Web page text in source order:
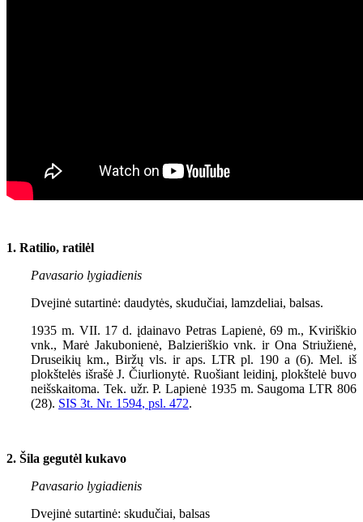
1. Ratilio, ratilėl
Pavasario lygiadienis
Dvejinė sutartinė: daudytės, skudučiai, lamzdeliai, balsas.
1935 m. VII. 17 d. įdainavo Petras Lapienė, 69 m., Kviriškio
vnk., Marė Jakubonienė, Balzieriškio vnk. ir Ona Striužienė,
Druseikių km., Biržų vls. ir aps. LTR pl. 190 a (6). Mel. iš
plokštelės išrašė J. Čiurlionytė. Ruošiant leidinį, plokštelė buvo
neišskaitoma. Tek. užr. P. Lapienė 1935 m. Saugoma LTR 806
(28). SIS 3t. Nr. 1 594, psl. 472.
2. Šila gegutėl kukavo
Pavasario lygiadienis
Dvejinė sutartinė: skudučiai, balsas